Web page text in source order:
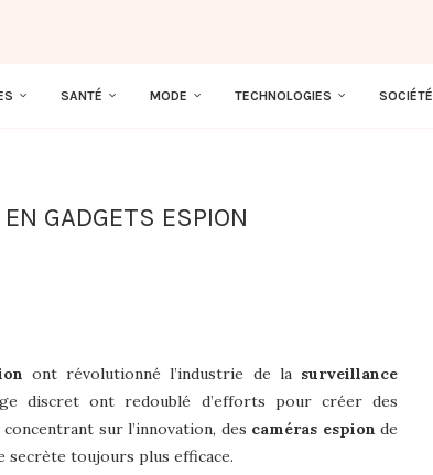
SANTÉ MODE TECHNOLOGIES SOCIÉTÉ
GADGETS ESPION
ont révolutionné l’industrie de la surveillance
discret ont redoublé d’efforts pour créer des
sur l’innovation, des caméras espion de
secrète toujours plus efficace.